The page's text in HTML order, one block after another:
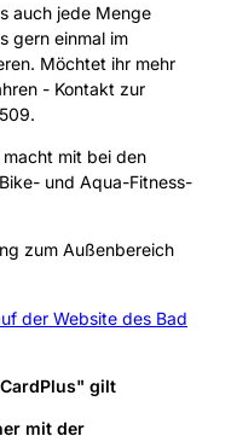
auch jede Menge
gern einmal im
Möchtet ihr mehr
- Kontakt zur
macht mit bei den
und Aqua-Fitness-
zum Außenbereich
der Website des Bad
gilt
mit der